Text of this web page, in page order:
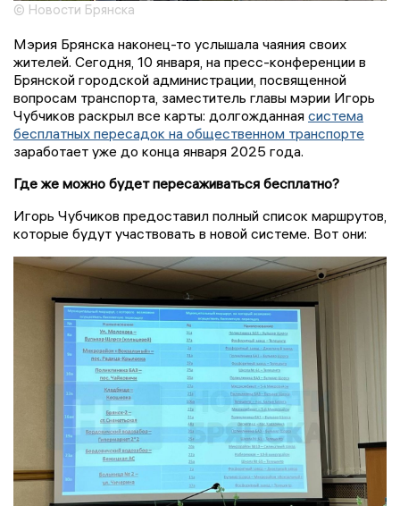
© Новости Брянска
Мэрия Брянска наконец-то услышала чаяния своих
жителей. Сегодня, 10 января, на пресс-конференции в
Брянской городской администрации, посвященной
вопросам транспорта, заместитель главы мэрии Игорь
Чубчиков раскрыл все карты: долгожданная система
бесплатных пересадок на общественном транспорте
заработает уже до конца января 2025 года.
Где же можно будет пересаживаться бесплатно?
Игорь Чубчиков предоставил полный список маршрутов,
которые будут участвовать в новой системе. Вот они: